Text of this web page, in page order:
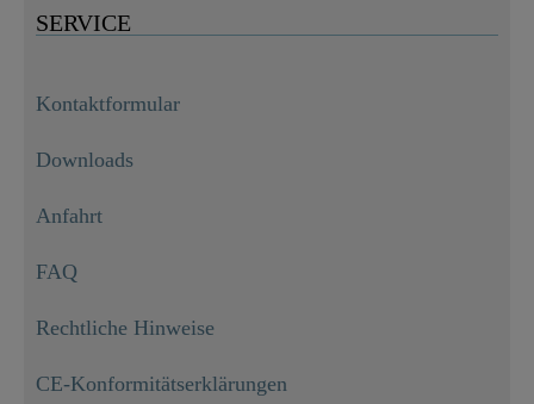
SERVICE
Kontaktformular
Downloads
Anfahrt
FAQ
Rechtliche Hinweise
CE-Konformitätserklärungen